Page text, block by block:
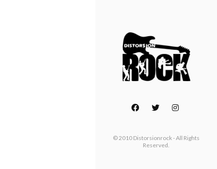
© 2010 Distorsionrock - All Rights
Reserved.